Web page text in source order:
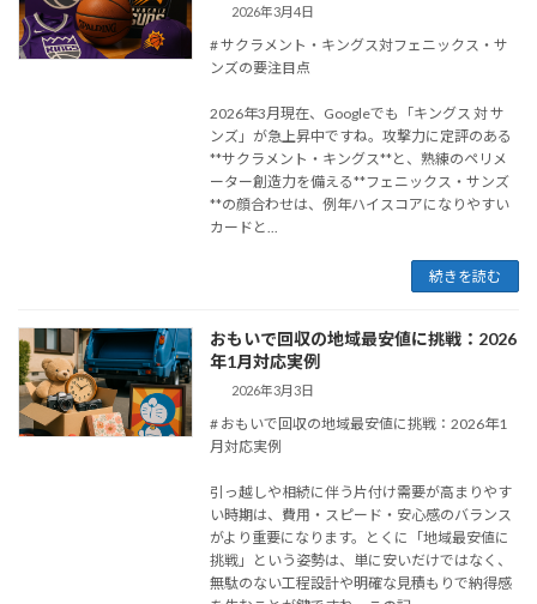
2026年3月4日
# サクラメント・キングス対フェニックス・サ
ンズの要注目点
2026年3月現在、Googleでも「キングス 対 サ
ンズ」が急上昇中ですね。攻撃力に定評のある
**サクラメント・キングス**と、熟練のペリメ
ーター創造力を備える**フェニックス・サンズ
**の顔合わせは、例年ハイスコアになりやすい
カードと...
続きを読む
おもいで回収の地域最安値に挑戦：2026
年1月対応実例
2026年3月3日
# おもいで回収の地域最安値に挑戦：2026年1
月対応実例
引っ越しや相続に伴う片付け需要が高まりやす
い時期は、費用・スピード・安心感のバランス
がより重要になります。とくに「地域最安値に
挑戦」という姿勢は、単に安いだけではなく、
無駄のない工程設計や明確な見積もりで納得感